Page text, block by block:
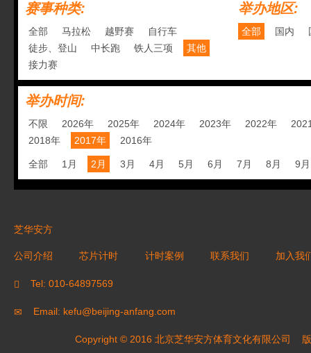
赛事种类:
全部 马拉松 越野赛
自行车
徒步、登山
中长跑 铁人三项
其他
接力赛
举办地区:
全部 国内
举办时间:
不限 2026年 2025年 2024年 2023年 2022年
2018年
2017年 2016年
全部 1月 2月 3月 4月 5月 6月 7月 8月 9月
芝华安方
公司介绍 芯片计时 计时案例 联系我们 加入我
Tel: 010-64897569
Email: kefu@beijing-anfang.com
Copyright © 2016 北京芝华安方体育文化有限公司